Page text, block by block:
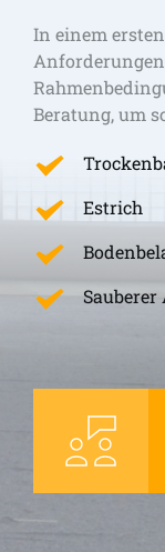
In einem
Beratung, um
Estrich
Sauberer